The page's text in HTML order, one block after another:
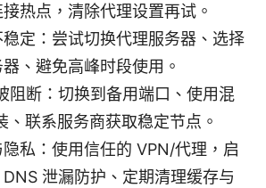
热点，清除代理设置再试。
定：尝试切换代理服务器、选择
、避免高峰时段使用。
阻断：切换到备用端口、使用混
、联系服务商获取稳定节点。
私：使用信任的 VPN/代理，启
泄漏防护、定期清理缓存与